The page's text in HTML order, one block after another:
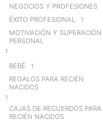
NEGOCIOS Y PROFESIONES
ÉXITO PROFESIONAL 1
MOTIVACIÓN Y SUPERACIÓN
PERSONAL
1
BEBÉ 1
REGALOS PARA RECIÉN
NACIDOS
1
CAJAS DE RECUERDOS PARA
RECIÉN NACIDOS